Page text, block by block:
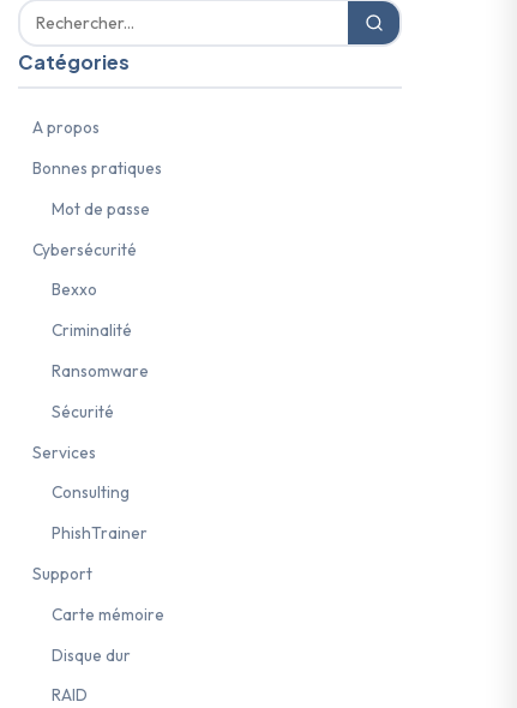
Catégories
A propos
Bonnes pratiques
Mot de passe
Cybersécurité
Bexxo
Criminalité
Ransomware
Sécurité
Services
Consulting
PhishTrainer
Support
Carte mémoire
Disque dur
RAID